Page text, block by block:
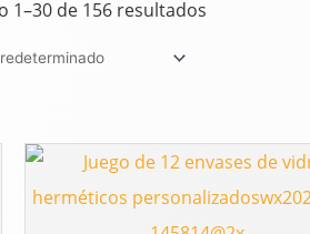
1–30 de 156 resultados